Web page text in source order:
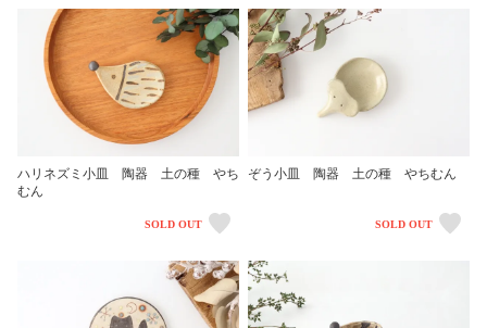
ハリネズミ小皿 陶器 土の種 やち
むん
SOLD OUT
ぞう小皿 陶器 土の種 やちむん
SOLD OUT